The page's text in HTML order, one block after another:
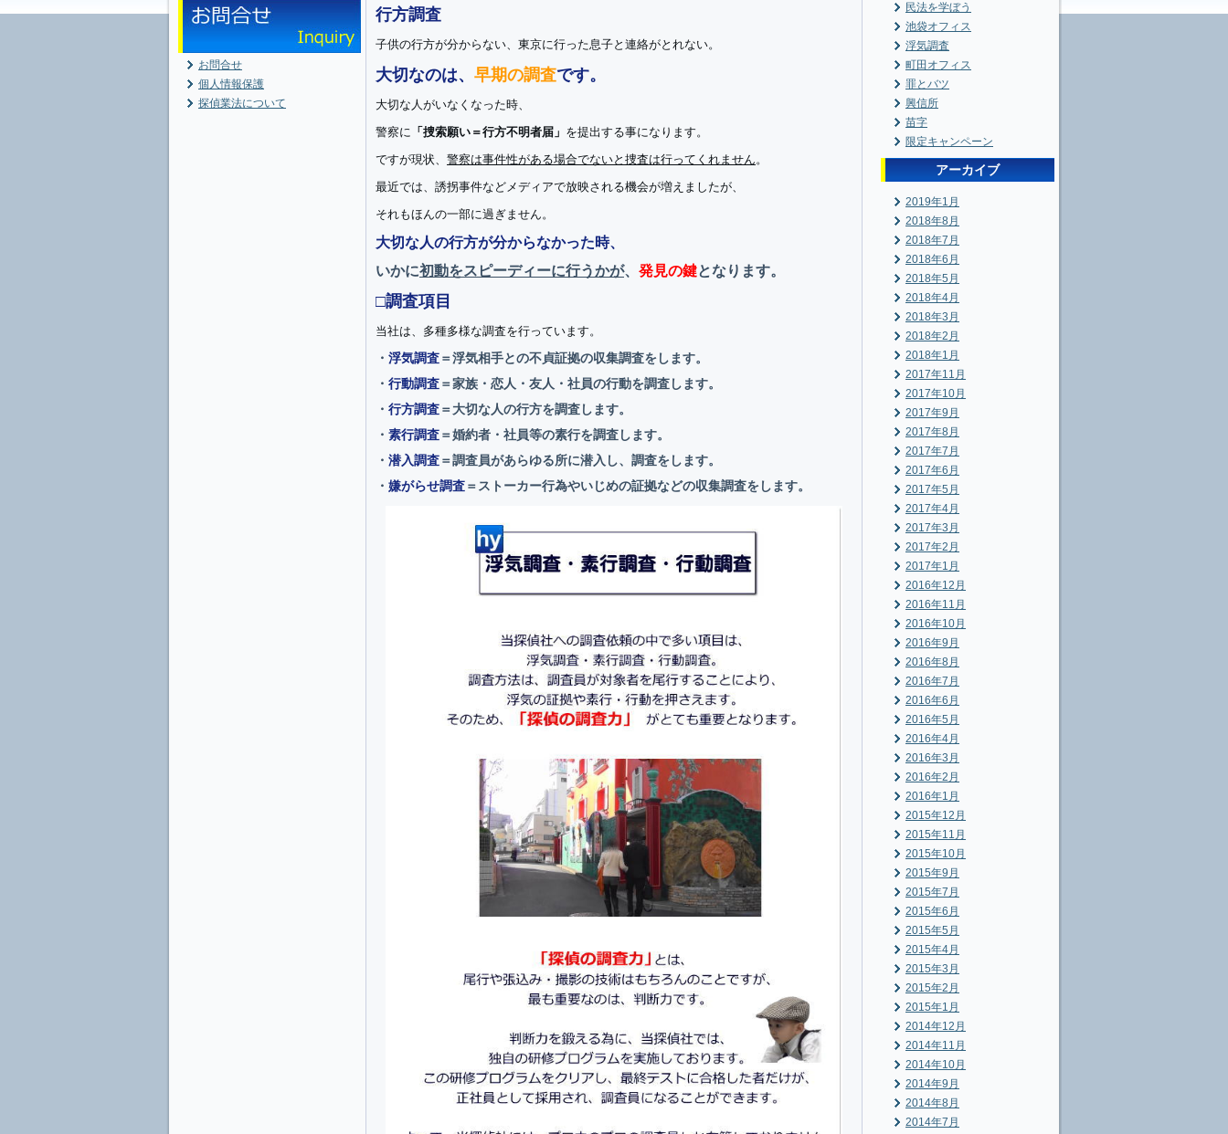
お問合せ
個人情報保護
探偵業法について
行方調査
子供の行方が分からない、東京に行った息子と連絡がとれない。
大切なのは、 早期の調査です。
大切な人がいなくなった時、
警察に 「捜索願い＝行方不明者届」 を提出する事になります。
ですが現状、 警察は事件性がある場合でないと捜査は行ってくれません。
最近では、誘拐事件などメディアで放映される機会が増えましたが、
それもほんの一部に過ぎません。
大切な人の行方が分からなかった時、
いかに初動をスピーディーに行うかが、 発見の鍵となります。
□調査項目
当社は、多種多様な調査を行っています。
・ 浮気調査＝浮気相手との不貞証拠の収集調査をします。
・ 行動調査＝家族・恋人・友人・社員の行動を調査します。
・ 行方調査＝大切な人の行方を調査します。
・ 素行調査＝婚約者・社員等の素行を調査します。
・ 潜入調査＝調査員があらゆる所に潜入し、調査をします。
・ 嫌がらせ調査＝ストーカー行為やいじめの証拠などの収集調査をします。
民法を学ぼう
池袋オフィス
浮気調査
町田オフィス
罪とバツ
興信所
苗字
限定キャンペーン
アーカイブ
2019年1月
2018年8月
2018年7月
2018年6月
2018年5月
2018年4月
2018年3月
2018年2月
2018年1月
2017年11月
2017年10月
2017年9月
2017年8月
2017年7月
2017年6月
2017年5月
2017年4月
2017年3月
2017年2月
2017年1月
2016年12月
2016年11月
2016年10月
2016年9月
2016年8月
2016年7月
2016年6月
2016年5月
2016年4月
2016年3月
2016年2月
2016年1月
2015年12月
2015年11月
2015年10月
2015年9月
2015年7月
2015年6月
2015年5月
2015年4月
2015年3月
2015年2月
2015年1月
2014年12月
2014年11月
2014年10月
2014年9月
2014年8月
2014年7月